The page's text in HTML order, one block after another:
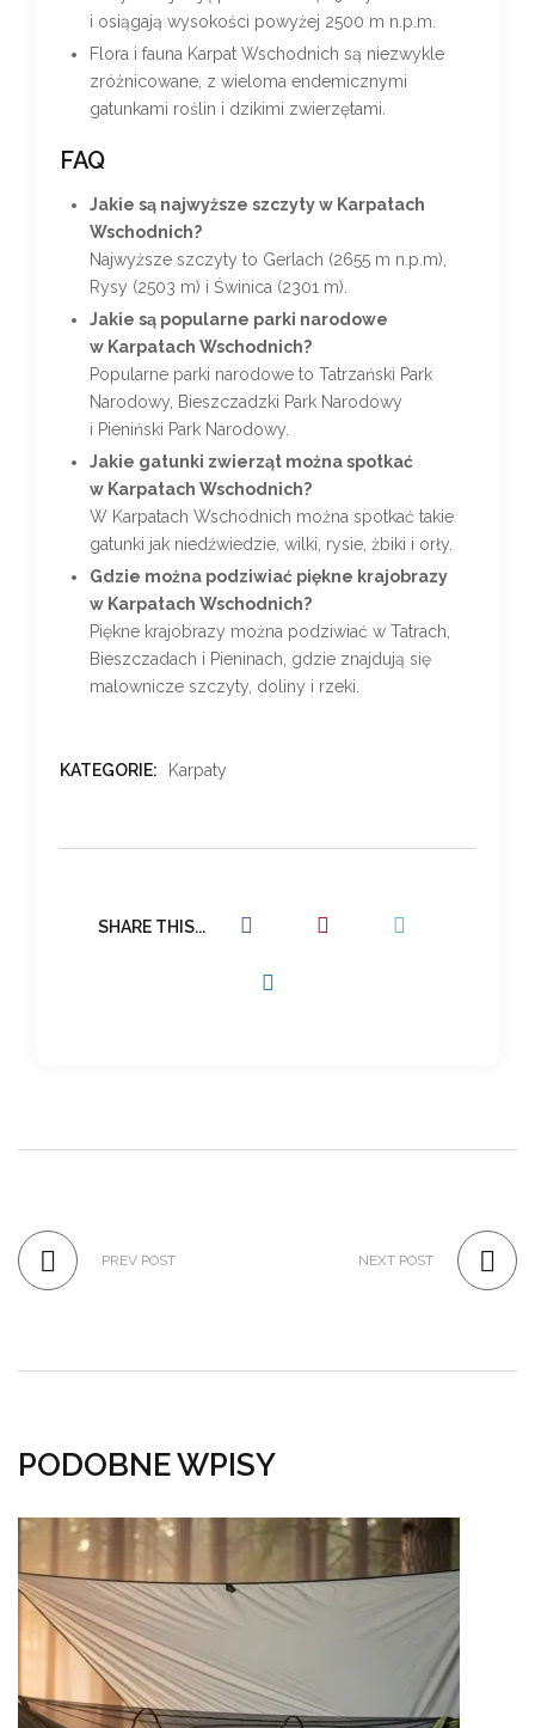
i osiągają wysokości powyżej 2500 m n.p.m.
Flora i fauna Karpat Wschodnich są niezwykle
zróżnicowane, z wieloma endemicznymi
gatunkami roślin i dzikimi zwierzętami.
FAQ
Jakie są najwyższe szczyty w Karpatach
Wschodnich?
Najwyższe szczyty to Gerlach (2655 m n.p.m),
Rysy (2503 m) i Świnica (2301 m).
Jakie są popularne parki narodowe
w Karpatach Wschodnich?
Popularne parki narodowe to Tatrzański Park
Narodowy, Bieszczadzki Park Narodowy
i Pieniński Park Narodowy.
Jakie gatunki zwierząt można spotkać
w Karpatach Wschodnich?
W Karpatach Wschodnich można spotkać takie
gatunki jak niedźwiedzie, wilki, rysie, żbiki i orły.
Gdzie można podziwiać piękne krajobrazy
w Karpatach Wschodnich?
Piękne krajobrazy można podziwiać w Tatrach,
Bieszczadach i Pieninach, gdzie znajdują się
malownicze szczyty, doliny i rzeki.
KATEGORIE: Karpaty
SHARE THIS...
PREV POST NEXT POST
PODOBNE WPISY